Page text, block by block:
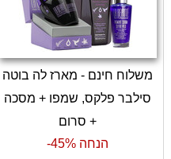
משלוח חינם - מארז לה בוטה
סילבר פלקס, שמפו + מסכה
+ סרום
הנחה 45%-